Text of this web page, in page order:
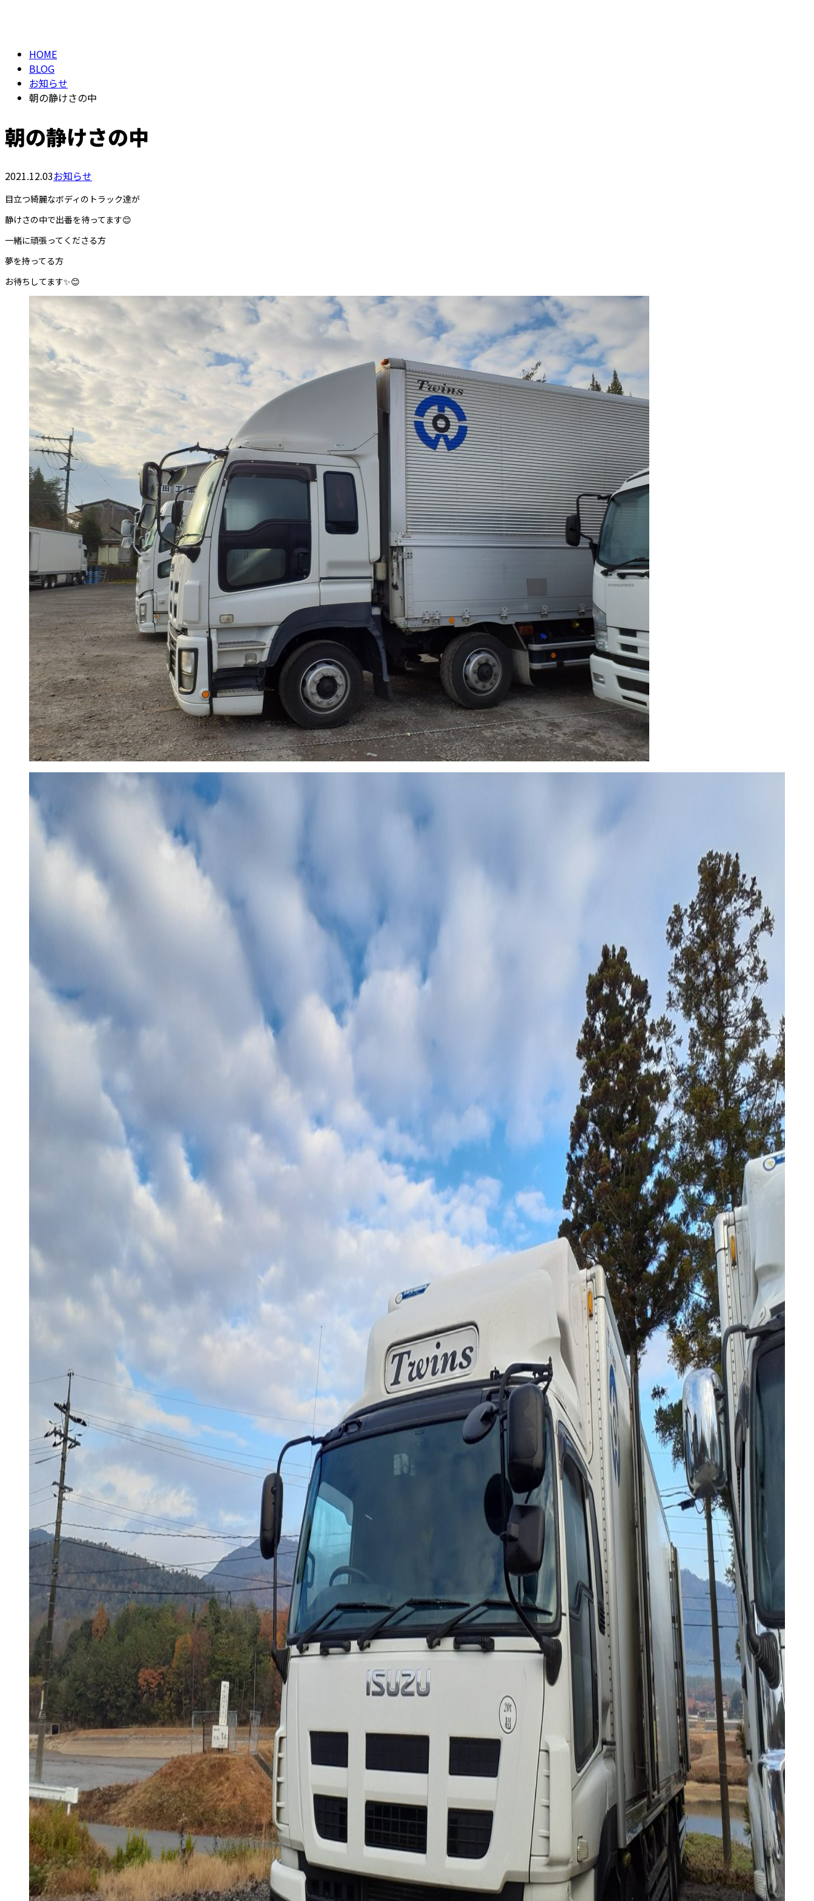
HOME
BLOG
お知らせ
朝の静けさの中
朝の静けさの中
2021.12.03お知らせ
目立つ綺麗なボディのトラック達が
静けさの中で出番を待ってます😊
一緒に頑張ってくださる方
夢を持ってる方
お待ちしてます✨😊